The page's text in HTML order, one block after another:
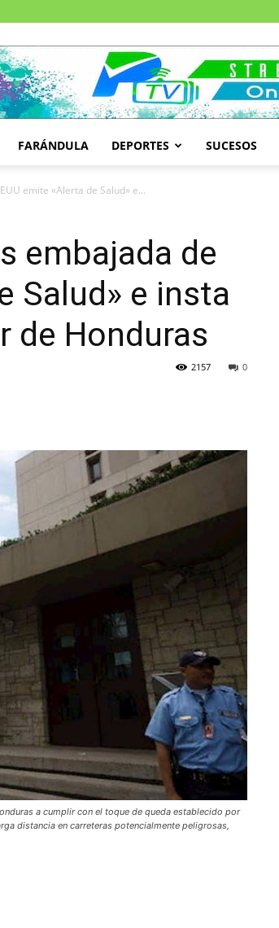
FARÁNDULA DEPORTES SUCESOS
emite «Alerta de Salud» e...
embajada de
Salud» e insta
de Honduras
0
2157
a cumplir con el toque de queda establecido por
distancia en carreteras potencialmente peligrosas,